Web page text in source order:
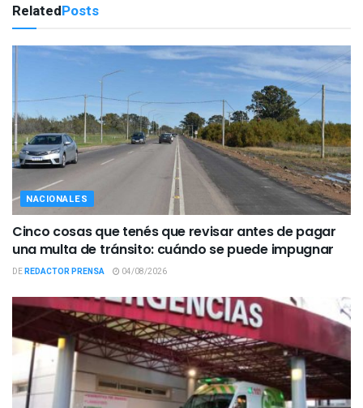
RelatedPosts
NACIONALES
Cinco cosas que tenés que revisar antes de pagar
una multa de tránsito: cuándo se puede impugnar
DEREDACTOR PRENSA 04/08/2026